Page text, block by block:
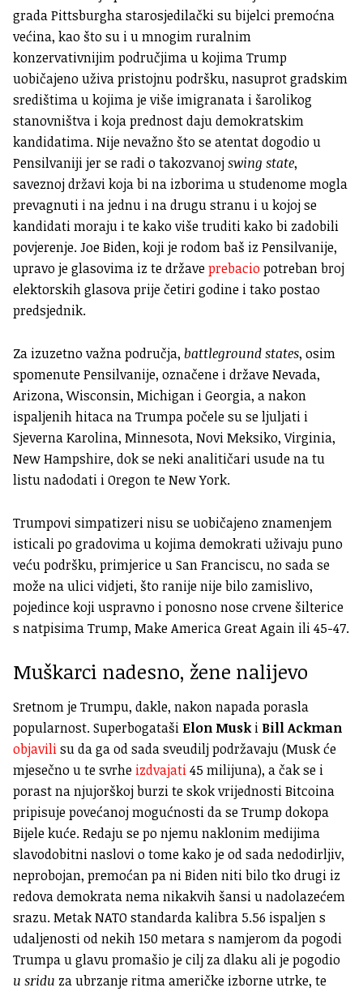
grada Pittsburgha starosjedilački su bijelci premoćna
većina, kao što su i u mnogim ruralnim
konzervativnijim područjima u kojima Trump
uobičajeno uživa pristojnu podršku, nasuprot gradskim
središtima u kojima je više imigranata i šarolikog
stanovništva i koja prednost daju demokratskim
kandidatima. Nije nevažno što se atentat dogodio u
Pensilvaniji jer se radi o takozvanojswing state,
saveznoj državi koja bi na izborima u studenome mogla
prevagnuti i na jednu i na drugu stranu i u kojoj se
kandidati moraju i te kako više truditi kako bi zadobili
povjerenje. Joe Biden, koji je rodom baš iz Pensilvanije,
upravo je glasovima iz te državeprebaciopotreban broj
elektorskih glasova prije četiri godine i tako postao
predsjednik.
Za izuzetno važna područja, battleground states, osim
spomenute Pensilvanije, označene i države Nevada,
Arizona, Wisconsin, Michigan i Georgia, a nakon
ispaljenih hitaca na Trumpa počele su se ljuljati i
Sjeverna Karolina, Minnesota, Novi Meksiko, Virginia,
New Hampshire, dok se neki analitičari usude na tu
listu nadodati i Oregon te New York.
Trumpovi simpatizeri nisu se uobičajeno znamenjem
isticali po gradovima u kojima demokrati uživaju puno
veću podršku, primjerice u San Franciscu, no sada se
može na ulici vidjeti, što ranije nije bilo zamislivo,
pojedince koji uspravno i ponosno nose crvene šilterice
s natpisima Trump, Make America Great Again ili 45-47.
Muškarci nadesno, žene nalijevo
Sretnom je Trumpu, dakle, nakon napada porasla
popularnost. Superbogataši Elon Muski Bill Ackman
objavilisu da ga od sada sveudilj podržavaju (Musk će
mjesečno u te svrhe izdvajati45 milijuna), a čak se i
porast na njujorškoj burzi te skok vrijednosti Bitcoina
pripisuje povećanoj mogućnosti da se Trump dokopa
Bijele kuće. Redaju se po njemu naklonim medijima
slavodobitni naslovi o tome kako je od sada nedodirljiv,
neprobojan, premoćan pa ni Biden niti bilo tko drugi iz
redova demokrata nema nikakvih šansi u nadolazećem
srazu. Metak NATO standarda kalibra 5.56 ispaljen s
udaljenosti od nekih 150 metara s namjerom da pogodi
Trumpa u glavu promašio je cilj za dlaku ali je pogodio
u sridu za ubrzanje ritma američke izborne utrke, te